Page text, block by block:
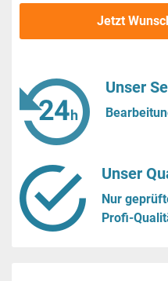
Jetzt
Unser
Unser
Nur
Profi-